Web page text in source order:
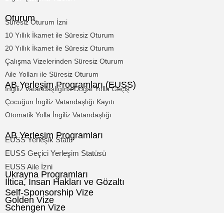
Oturum
Süresiz Oturum İzni
10 Yıllık İkamet ile Süresiz Oturum
20 Yıllık İkamet ile Süresiz Oturum
Çalışma Vizelerinden Süresiz Oturum
Aile Yolları ile Süresiz Oturum
AB Yerleşim Programları (EUSS)
İngiliz Vatandaşlığına Doğal Yolla Geçiş
Çocuğun İngiliz Vatandaşlığı Kayıtı
Otomatik Yolla İngiliz Vatandaşlığı
AB Yerleşim Programları
EUSS Yerleşik Statü
EUSS Geçici Yerleşim Statüsü
EUSS Aile İzni
Ukrayna Programları
İltica, İnsan Hakları ve Gözaltı
Self-Sponsorship Vize
Golden Vize
Schengen Vize